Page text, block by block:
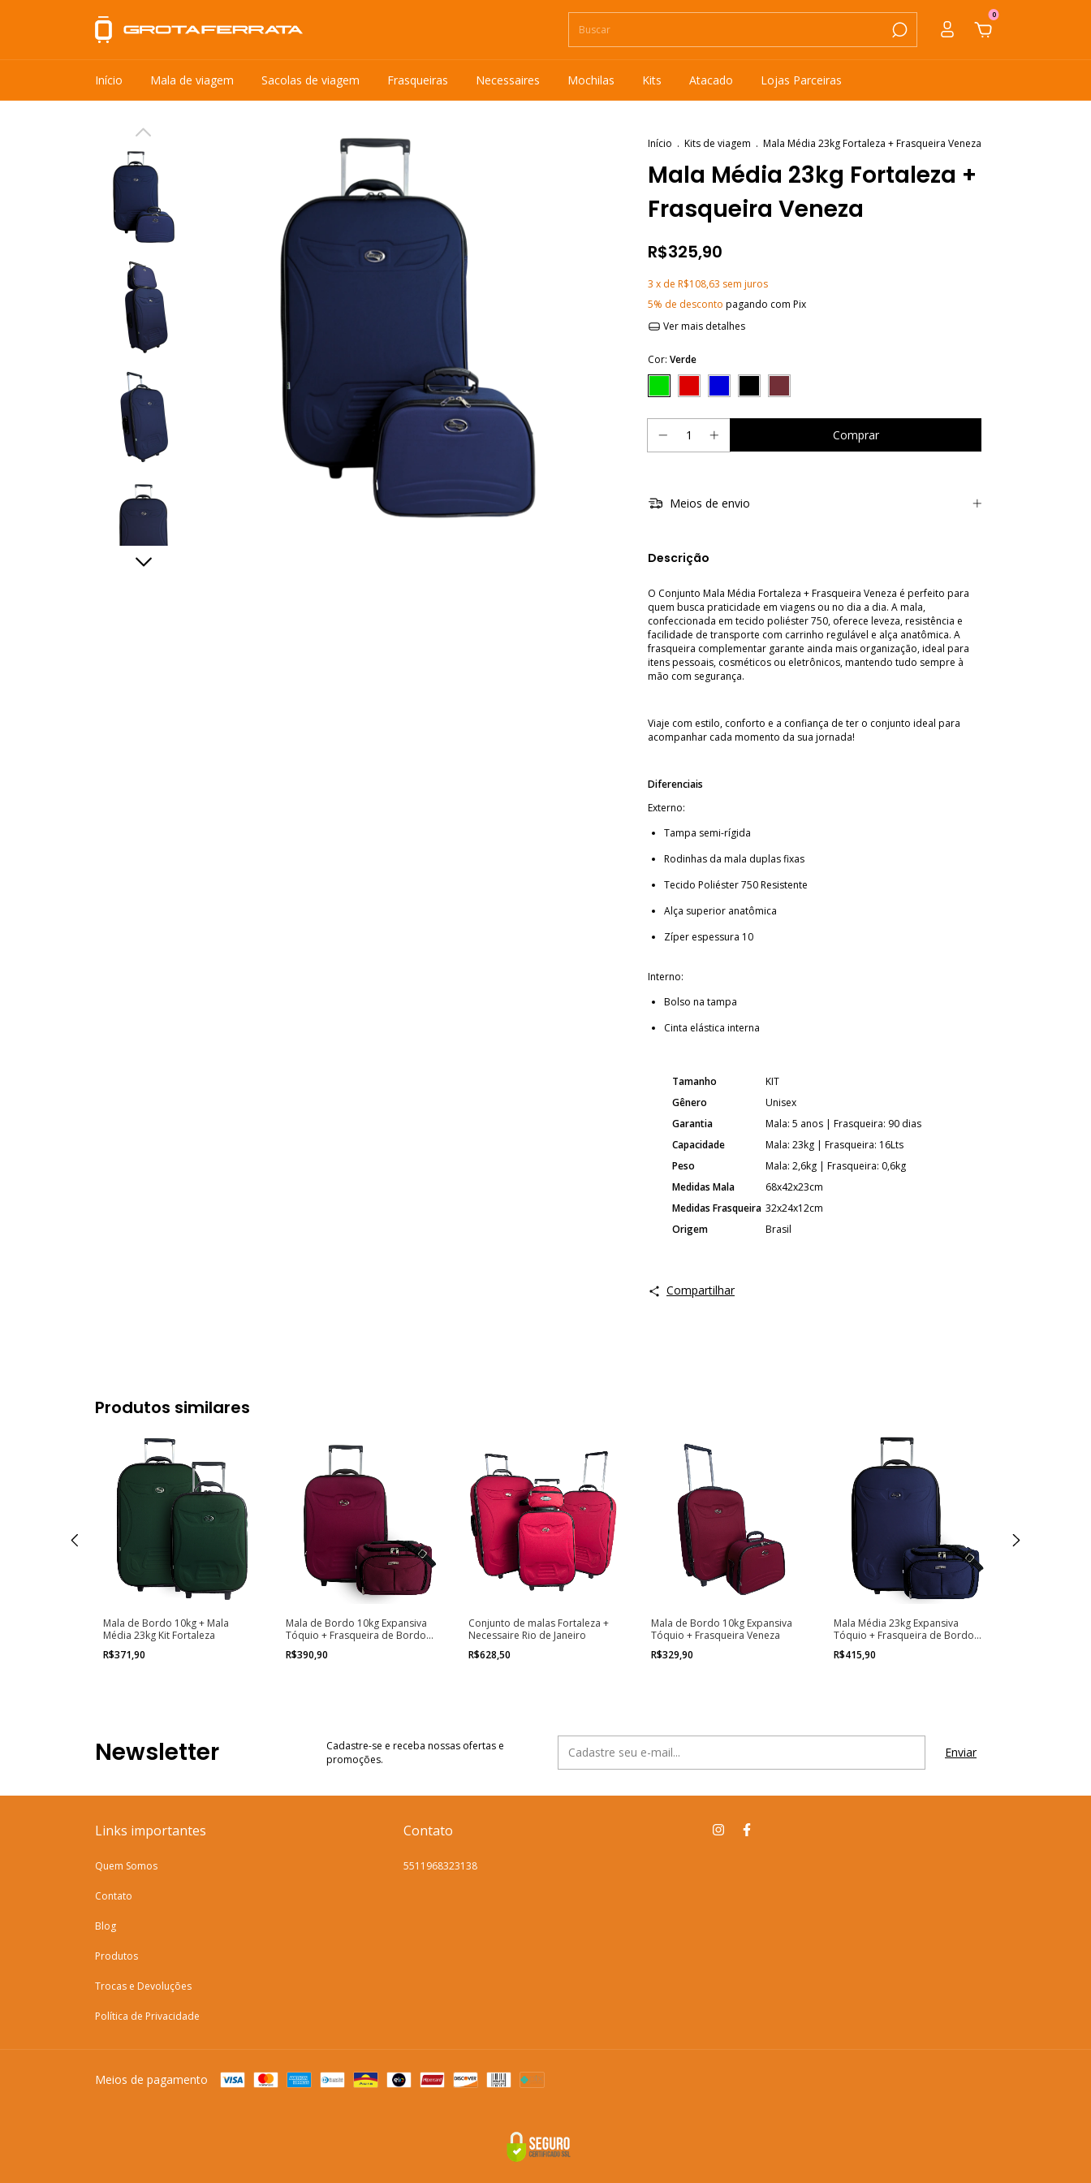
0
Início Mala de viagem Sacolas de viagem Frasqueiras Necessaires Mochilas Kits Atacado Lojas Parceiras
Início . Kits de viagem . Mala Média 23kg Fortaleza + Frasqueira Veneza
Mala Média 23kg Fortaleza +
Frasqueira Veneza
R$325,90
3 x de R$108,63 sem juros
5% de desconto pagando com Pix
Ver mais detalhes
Cor: Verde
Meios de envio
Descrição
O Conjunto Mala Média Fortaleza + Frasqueira Veneza é perfeito para
quem busca praticidade em viagens ou no dia a dia. A mala,
confeccionada em tecido poliéster 750, oferece leveza, resistência e
facilidade de transporte com carrinho regulável e alça anatômica. A
frasqueira complementar garante ainda mais organização, ideal para
itens pessoais, cosméticos ou eletrônicos, mantendo tudo sempre à
mão com segurança.
Viaje com estilo, conforto e a confiança de ter o conjunto ideal para
acompanhar cada momento da sua jornada!
Diferenciais
Externo:
Tampa semi-rígida
Rodinhas da mala duplas fixas
Tecido Poliéster 750 Resistente
Alça superior anatômica
Zíper espessura 10
Interno:
Bolso na tampa
Cinta elástica interna
Tamanho
KIT
Gênero
Unisex
Garantia
Mala: 5 anos | Frasqueira: 90 dias
Capacidade
Mala: 23kg | Frasqueira: 16Lts
Peso
Mala: 2,6kg | Frasqueira: 0,6kg
Medidas Mala
68x42x23cm
Medidas Frasqueira 32x24x12cm
Origem
Brasil
Compartilhar
Produtos similares
Mala de Bordo 10kg + Mala
Média 23kg Kit Fortaleza
R$371,90
Mala de Bordo 10kg Expansiva
Tóquio + Frasqueira de Bordo
Rio de Janeiro
R$390,90
Conjunto de malas Fortaleza +
Necessaire Rio de Janeiro
R$628,50
Mala de Bordo 10kg Expansiva
Tóquio + Frasqueira Veneza
R$329,90
Mala Média 23kg Expansiva
Tóquio + Frasqueira de Bordo
Rio de Janeiro
R$415,90
Newsletter
Cadastre-se e receba nossas ofertas e
promoções.
Links importantes
Quem Somos
Contato
Blog
Produtos
Trocas e Devoluções
Política de Privacidade
Contato
5511968323138
Meios de pagamento